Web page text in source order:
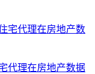
代理在房地产数据